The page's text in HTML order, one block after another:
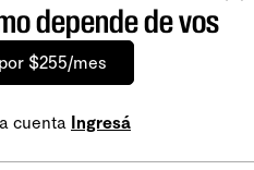
depende de vos
$255/mes
cuenta Ingresá